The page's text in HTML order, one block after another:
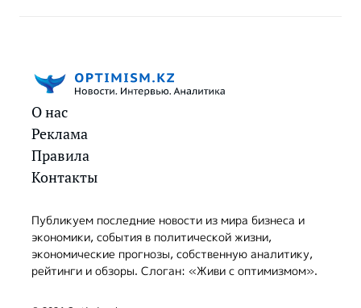
О нас
Реклама
Правила
Контакты
Публикуем последние новости из мира бизнеса и
экономики, события в политической жизни,
экономические прогнозы, собственную аналитику,
рейтинги и обзоры. Слоган: «Живи с оптимизмом».